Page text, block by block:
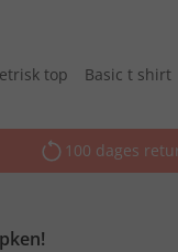
top Basic t shirt
100 dages